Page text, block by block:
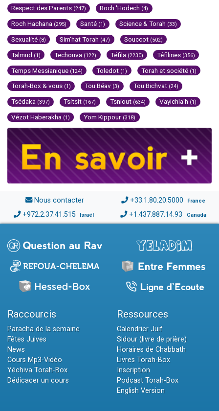
Respect des Parents (247) Roch 'Hodech (4)
Roch Hachana (295) Santé (1) Science & Torah (33)
Sexualité (8) Sim'hat Torah (47) Souccot (502)
Talmud (1) Techouva (122) Téfila (2230) Téfilines (356)
Temps Messianique (124) Toledot (1) Torah et société (1)
Torah-Box & vous (1) Tou Béav (3) Tou Bichvat (24)
Tsédaka (397) Tsitsit (167) Tsniout (634) Vayichla'h (1)
Vézot Haberakha (1) Yom Kippour (318)
Nous contacter +33.1.80.20.5000 France
+972.2.37.41.515 Israël +1.437.887.14.93 Canada
Raccourcis
Paracha de la semaine
Fêtes Juives
News
Cours Mp3-Vidéo
Yéchiva Torah-Box
Dédicacer un cours
Ressources
Calendrier Juif
Sidour (livre de prière)
Horaires de Chabbath
Livres Torah-Box
Inscription
Podcast Torah-Box
English Version